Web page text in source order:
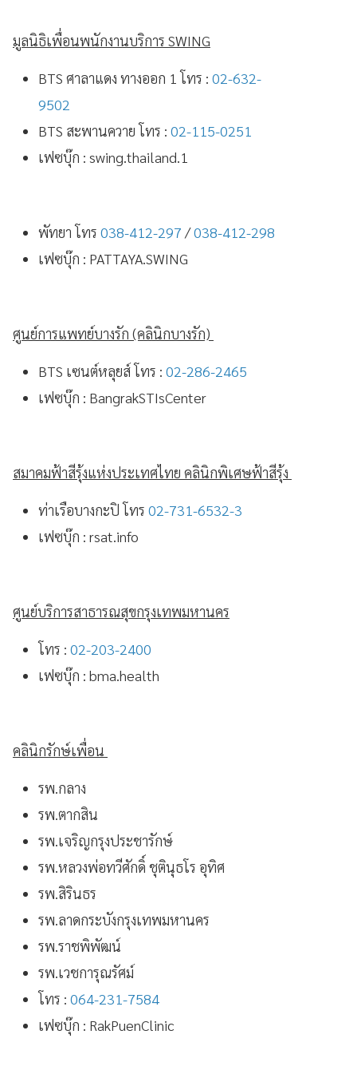
มูลนิธิเพื่อนพนักงานบริการ SWING
BTS ศาลาแดง ทางออก 1 โทร : 02-632-
9502
BTS สะพานควาย โทร : 02-115-0251
เฟซบุ๊ก : swing.thailand.1
พัทยา โทร 038-412-297 /038-412-298
เฟซบุ๊ก : PATTAYA.SWING
ศูนย์การแพทย์บางรัก (คลินิกบางรัก)
BTS เซนต์หลุยส์ โทร : 02-286-2465
เฟซบุ๊ก : BangrakSTIsCenter
สมาคมฟ้าสีรุ้งแห่งประเทศไทย คลินิกพิเศษฟ้าสีรุ้ง
ท่าเรือบางกะปิ โทร 02-731-6532-3
เฟซบุ๊ก : rsat.info
ศูนย์บริการสาธารณสุขกรุงเทพมหานคร
โทร : 02-203-2400
เฟซบุ๊ก : bma.health
คลินิกรักษ์เพื่อน
รพ.กลาง
รพ.ตากสิน
รพ.เจริญกรุงประชารักษ์
รพ.หลวงพ่อทวีศักดิ์ ชุตินุธโร อุทิศ
รพ.สิรินธร
รพ.ลาดกระบังกรุงเทพมหานคร
รพ.ราชพิพัฒน์
รพ.เวชการุณรัศม์
โทร : 064-231-7584
เฟซบุ๊ก : RakPuenClinic